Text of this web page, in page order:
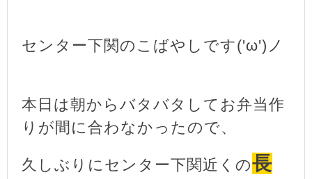
センター下関のこばやしです('ω')ノ
本日は朝からバタバタしてお弁当作
りが間に合わなかったので、
久しぶりにセンター下関近くの長